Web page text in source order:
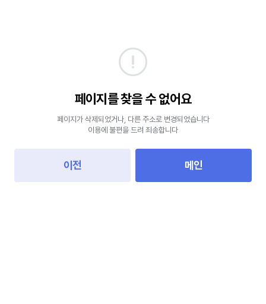
페이지를 찾을 수 없어요
페이지가 삭제되었거나, 다른 주소로 변경되었습니다
이용에 불편을 드려 죄송합니다
이전 메인